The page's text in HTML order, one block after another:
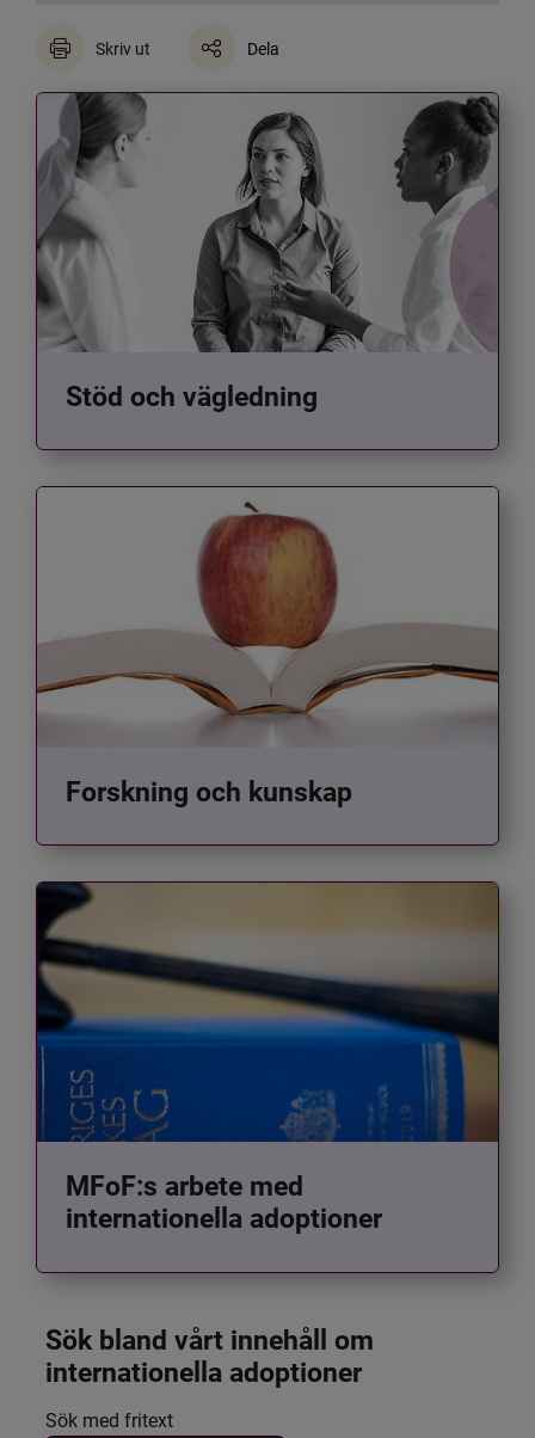
Skriv ut Dela
Stöd och vägledning
Forskning och kunskap
MFoF:s arbete med
internationella adoptioner
Sök bland vårt innehåll om
internationella adoptioner
Filtrera resultatet
Det här formuläret postas automatiskt
Sök med fritext